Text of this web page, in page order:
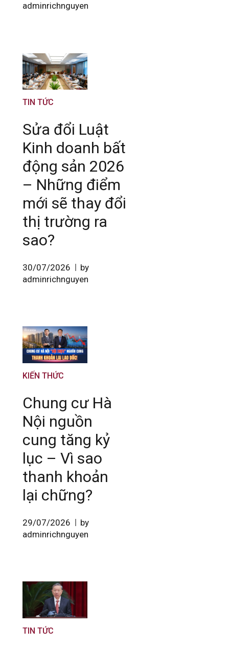
adminrichnguyen
TIN TỨC
Sửa đổi Luật
Kinh doanh bất
động sản 2026
– Những điểm
mới sẽ thay đổi
thị trường ra
sao?
30/07/2026
by
adminrichnguyen
KIẾN THỨC
Chung cư Hà
Nội nguồn
cung tăng kỷ
lục – Vì sao
thanh khoản
lại chững?
29/07/2026
by
adminrichnguyen
TIN TỨC